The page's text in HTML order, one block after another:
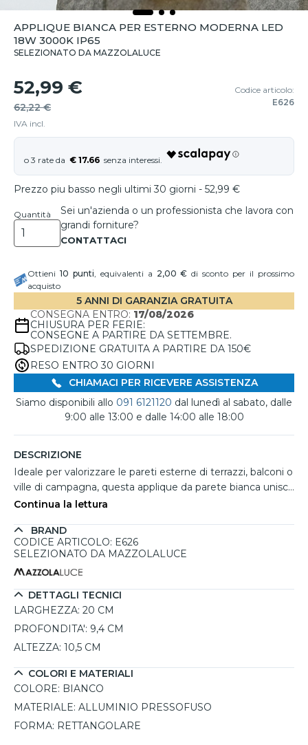
APPLIQUE BIANCA PER ESTERNO MODERNA LED
18W 3000K IP65
SELEZIONATO DA MAZZOLALUCE
52,99 €
62,22 €
IVA incl.
Codice articolo:
E626
€ 17.66
Prezzo piu basso negli ultimi 30 giorni - 52,99 €
Quantità
Sei un'azienda o un professionista che lavora con
grandi forniture?
Ottieni 10 punti, equivalenti a 2,00 € di sconto per il prossimo
acquisto
5 ANNI DI GARANZIA GRATUITA
CONSEGNA ENTRO: 17/08/2026
CHIUSURA PER FERIE:
CONSEGNE A PARTIRE DA SETTEMBRE.
SPEDIZIONE GRATUITA A PARTIRE DA 150€
RESO ENTRO 30 GIORNI
CHIAMACI PER RICEVERE ASSISTENZA
Siamo disponibili allo 091 6121120 dal lunedì al sabato, dalle
9:00 alle 13:00 e dalle 14:00 alle 18:00
DESCRIZIONE
Ideale per valorizzare le pareti esterne di terrazzi, balconi o
ville di campagna, questa applique da parete bianca unisce
estetica moderna e funzionalità elevata. Il corpo in
garantisce resistenza agli agenti atmosferici, mentre il
grado di protezione IP65 e l’indice IK08 la rendono adatta
supportata da un LED COB da 18W, offre una luce calda
da 3000K con resa luminosa reale di 1460 lumen e ottica
ampia da 151°. Questa applique luminosa da esterno può
essere installata con emissione verso l’alto o verso il basso
montaggio sicuro e duraturo.
Continua la lettura
BRAND
CODICE ARTICOLO: E626
SELEZIONATO DA MAZZOLALUCE
DETTAGLI TECNICI
LARGHEZZA: 20 CM
PROFONDITA': 9,4 CM
ALTEZZA: 10,5 CM
COLORI E MATERIALI
COLORE: BIANCO
MATERIALE: ALLUMINIO PRESSOFUSO
FORMA: RETTANGOLARE